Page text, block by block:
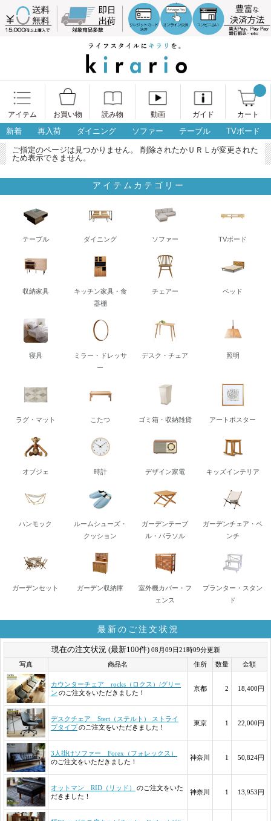
アイテム お買い物 読み物 動画 ガイド カート
新着 再入荷 ダイニング ソファー テーブル TVボード
ご指定のページは見つかりません。 削除されたかＵＲＬが変更された
ため表示できません。
アイテムカテゴリー
テーブル ダイニング ソファー TVボード
収納家具
キッチン家具・食
器棚
チェアー ベッド
寝具
ミラー・ドレッサ
ー
デスク・チェア 照明
ラグ・マット こたつ ゴミ箱・収納雑貨 アートポスター
オブジェ 時計 デザイン家電 キッズインテリア
ハンモック
ルームシューズ・
クッション
ガーデンテーブ
ル・パラソル
ガーデンチェア・ベ
ンチ
ガーデンセット ガーデン収納庫
室外機カバー・フ
ェンス
プランター・スタン
ド
最新のご注文状況